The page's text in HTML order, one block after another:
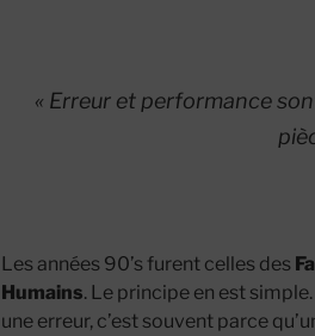
« Erreur et performance
Les années 90’s furent celles des
Humains. Le principe en est
une erreur, c’est souvent parce